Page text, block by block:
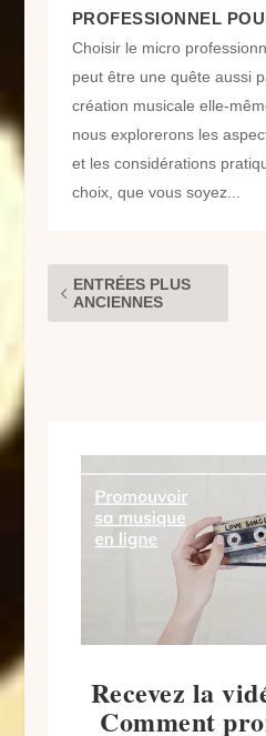
PROFESSIONNEL
Choisir le micro
peut être une quête aussi
création musicale elle-
nous explorerons les
et les considérations
choix, que vous soyez...
ENTRÉES PLUS
ANCIENNES
Recevez la
Comment